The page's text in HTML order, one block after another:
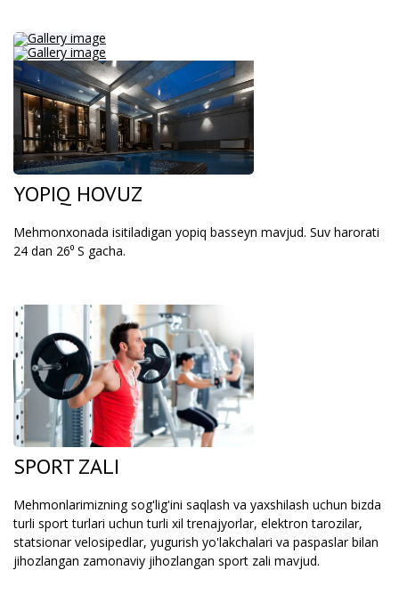
YOPIQ HOVUZ
Mehmonxonada isitiladigan yopiq basseyn mavjud. Suv harorati
24 dan 26⁰ S gacha.
SPORT ZALI
Mehmonlarimizning sog'lig'ini saqlash va yaxshilash uchun bizda
turli sport turlari uchun turli xil trenajyorlar, elektron tarozilar,
statsionar velosipedlar, yugurish yo'lakchalari va paspaslar bilan
jihozlangan zamonaviy jihozlangan sport zali mavjud.